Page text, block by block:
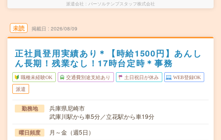
派遣会社 パーソルテンプスタッフ株式会社
未読 掲載日 2026/08/09
正社員登用実績あり＊【時給1500円】あんし
ん長期！残業なし！17時台定時＊事務
職種未経験OK 交通費別途支給あり 土日祝日が休み WEB登録OK
派遣
勤務地
兵庫県尼崎市
武庫川駅から車5分／立花駅から車19分
曜日頻度 月～金（週5日）